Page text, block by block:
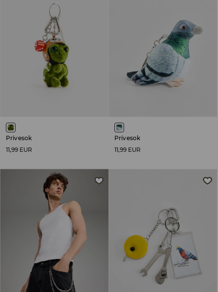
Prívesok
11,99 EUR
Prívesok
11,99 EUR